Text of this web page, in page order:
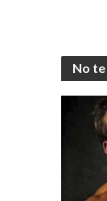
No